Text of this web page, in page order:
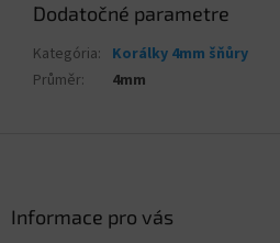
Dodatočné parametre
Kategória: Korálky 4mm šňůry
Průměr: 4mm
Informace pro vás